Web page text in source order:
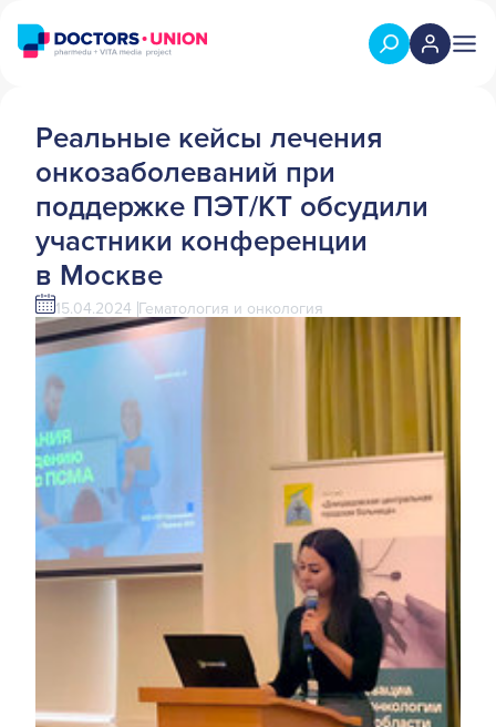
Реальные кейсы лечения
онкозаболеваний при
поддержке ПЭТ/КТ обсудили
участники конференции
в Москве
15.04.2024 Гематология и онкология